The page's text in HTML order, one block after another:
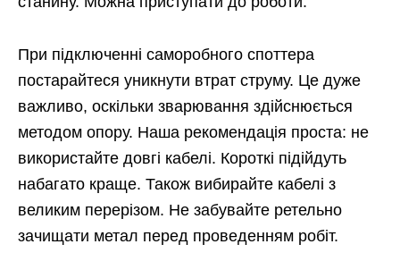
При підключенні саморобного споттера
постарайтеся уникнути втрат струму. Це дуже
важливо, оскільки зварювання здійснюється
методом опору. Наша рекомендація проста: не
використайте довгі кабелі. Короткі підійдуть
набагато краще. Також вибирайте кабелі з
великим перерізом. Не забувайте ретельно
зачищати метал перед проведенням робіт.